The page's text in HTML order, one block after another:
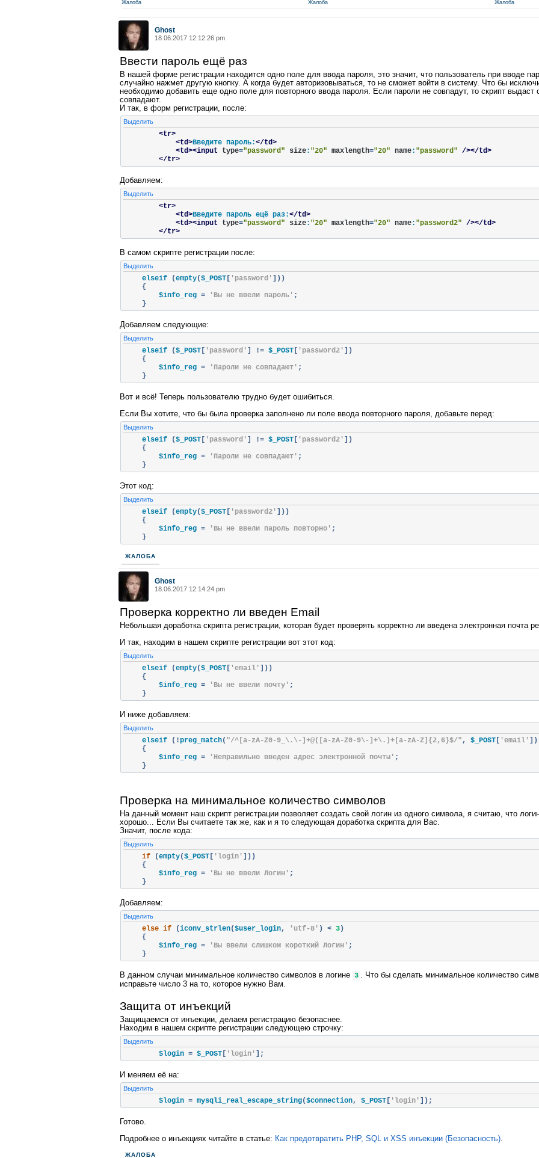
$info_input
echo $info_input;
?>
</body>
</html>
Жалоба Жалоба Жалоба
Ghost
18.06.2017 12:12:26 pm
Ввести пароль ещё раз
В нашей форме регистрации находится одно поле для ввода пароля, это значит, что пользователь при вводе
случайно нажмет другую кнопку. А когда будет авторизовываться, то не сможет войти в систему. Что бы
необходимо добавить еще одно поле для повторного ввода пароля. Если пароли не совпадут, то скрипт
совпадают.
И так, в форм регистрации, после:
Выделить
<tr>
<td>Введите пароль:</td>
<td><input
type="password" size: "20" maxlength="20" name: "password" /></td>
</tr>
Добавляем:
Выделить
<tr>
<td>Введите пароль ещё раз:</td>
<td><input
type="password" size: "20" maxlength="20" name: "password2" /></td>
</tr>
В самом скрипте регистрации после:
Выделить
    elseif
(empty($_POST [ 'password' ]))
{
        $info_reg
= 'Вы не ввели пароль' ;
}
Добавляем следующие:
Выделить
    elseif
($_POST [ 'password' ] != $_POST [ 'password2' ])
{
        $info_reg
= 'Пароли не совпадают' ;
}
Вот и всё! Теперь пользователю трудно будет ошибиться.
Если Вы хотите, что бы была проверка заполнено ли поле ввода повторного пароля, добавьте перед:
Выделить
    elseif
($_POST [ 'password' ] != $_POST [ 'password2' ])
{
        $info_reg
= 'Пароли не совпадают' ;
}
Этот код:
Выделить
    elseif
(empty($_POST [ 'password2' ]))
{
        $info_reg
= 'Вы не ввели пароль повторно' ;
}
ЖАЛОБА
Ghost
18.06.2017 12:14:24 pm
Проверка корректно ли введен Email
Небольшая доработка скрипта регистрации, которая будет проверять корректно ли введена электронная почта
И так, находим в нашем скрипте регистрации вот этот код:
Выделить
    elseif
(empty($_POST [ 'email' ]))
{
        $info_reg
= 'Вы не ввели почту' ;
}
И ниже добавляем:
Выделить
    elseif
(!preg_match( "/^[a-zA-Z0-9_\.\-]+@([a-zA-Z0-9\-]+\.)+[a-zA-Z]{2,6}$/" , $_POST [ 'email'
{
        $info_reg
= 'Неправильно введен адрес электронной почты' ;
}
Проверка на минимальное количество символов
На данный момент наш скрипт регистрации позволяет создать свой логин из одного символа, я считаю, что
хорошо... Если Вы считаете так же, как и я то следующая доработка скрипта для Вас.
Значит, после кода:
Выделить
if (empty($_POST [ 'login' ]))
{
        $info_reg
= 'Вы не ввели Логин' ;
}
Добавляем:
Выделить
else if (iconv_strlen($user_login, 'utf-8' ) < 3)
{
        $info_reg
= 'Вы ввели слишком короткий Логин' ;
}
В данном случаи минимальное количество символов в логине 3 . Что бы сделать минимальное количество
исправьте число 3 на то, которое нужно Вам.
Защита от инъекций
Защищаемся от инъекции, делаем регистрацию безопаснее.
Находим в нашем скрипте регистрации следующею строчку:
Выделить
        $login
= $_POST [ 'login' ];
И меняем её на:
Выделить
        $login
= mysqli_real_escape_string($connection, $_POST [ 'login' ]);
Готово.
Подробнее о инъекциях читайте в статье: Как предотвратить PHP, SQL и XSS инъекции (Безопасность).
ЖАЛОБА